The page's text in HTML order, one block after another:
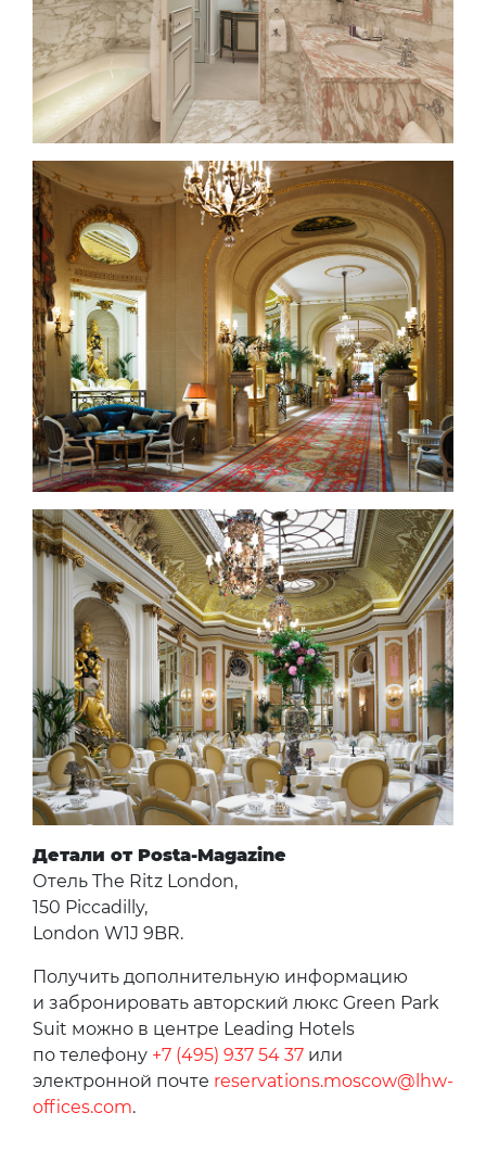
Детали от Posta-Magazine
Отель The Ritz London,
150 Piccadilly,
London W1J 9BR.
Получить дополнительную информацию
и забронировать авторский люкс Green Park
Suit можно в центре Leading Hotels
по телефону +7 (495) 937 54 37 или
электронной почте reservations.moscow@lhw-
offices.com.